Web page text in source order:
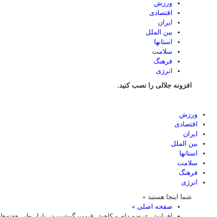
ورزش
اقتصادی
ایران
بین الملل
استانها
سلامت
فرهنگ
انرژی
افزونه جلالی را نصب کنید.
ورزش
اقتصادی
ایران
بین الملل
استانها
سلامت
فرهنگ
انرژی
شما اینجا هستید »
صفحه اصلی »